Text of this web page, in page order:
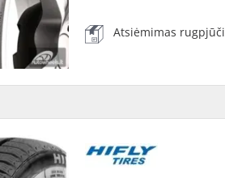
Atsiėmimas